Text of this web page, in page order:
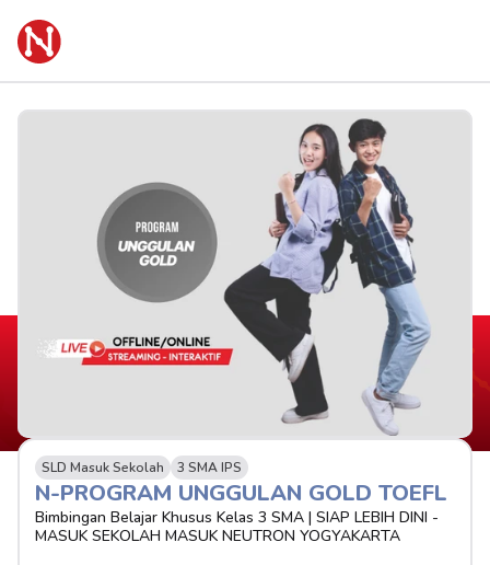
SLD Masuk Sekolah 3 SMA IPS
N-PROGRAM UNGGULAN GOLD TOEFL
Bimbingan Belajar Khusus Kelas 3 SMA | SIAP LEBIH DINI -
MASUK SEKOLAH MASUK NEUTRON YOGYAKARTA